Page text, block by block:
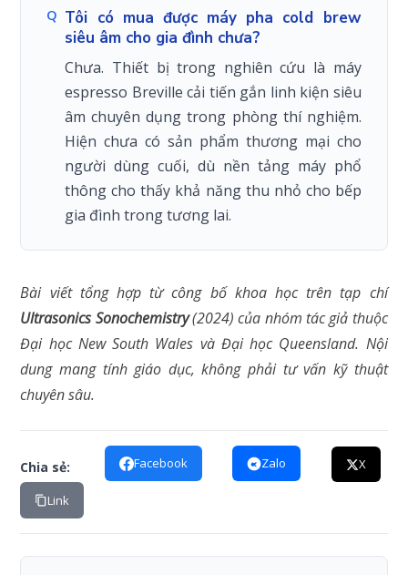
Tôi có mua được máy pha cold brew
siêu âm cho gia đình chưa?
Chưa. Thiết bị trong nghiên cứu là máy
espresso Breville cải tiến gắn linh kiện siêu
âm chuyên dụng trong phòng thí nghiệm.
Hiện chưa có sản phẩm thương mại cho
người dùng cuối, dù nền tảng máy phổ
thông cho thấy khả năng thu nhỏ cho bếp
gia đình trong tương lai.
Bài viết tổng hợp từ công bố khoa học trên tạp chí
Ultrasonics Sonochemistry(2024) của nhóm tác giả thuộc
Đại học New South Wales và Đại học Queensland. Nội
dung mang tính giáo dục, không phải tư vấn kỹ thuật
chuyên sâu.
Chia sẻ: Facebook Zalo X
Link